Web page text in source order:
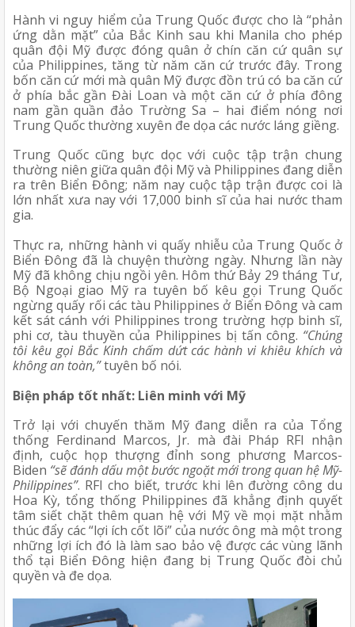
Hành vi nguy hiểm của Trung Quốc được cho là “phản
ứng dằn mặt” của Bắc Kinh sau khi Manila cho phép
quân đội Mỹ được đóng quân ở chín căn cứ quân sự
của Philippines, tăng từ năm căn cứ trước đây. Trong
bốn căn cứ mới mà quân Mỹ được đồn trú có ba căn cứ
ở phía bắc gần Đài Loan và một căn cứ ở phía đông
nam gần quần đảo Trường Sa – hai điểm nóng nơi
Trung Quốc thường xuyên đe dọa các nước láng giềng.
Trung Quốc cũng bực dọc với cuộc tập trận chung
thường niên giữa quân đội Mỹ và Philippines đang diễn
ra trên Biển Đông; năm nay cuộc tập trận được coi là
lớn nhất xưa nay với 17,000 binh sĩ của hai nước tham
gia.
Thực ra, những hành vi quấy nhiễu của Trung Quốc ở
Biển Đông đã là chuyện thường ngày. Nhưng lần này
Mỹ đã không chịu ngồi yên. Hôm thứ Bảy 29 tháng Tư,
Bộ Ngoại giao Mỹ ra tuyên bố kêu gọi Trung Quốc
ngừng quấy rối các tàu Philippines ở Biển Đông và cam
kết sát cánh với Philippines trong trường hợp binh sĩ,
phi cơ, tàu thuyền của Philippines bị tấn công. “Chúng
tôi kêu gọi Bắc Kinh chấm dứt các hành vi khiêu khích và
không an toàn,” tuyên bố nói.
Biện pháp tốt nhất: Liên minh với Mỹ
Trở lại với chuyến thăm Mỹ đang diễn ra của Tổng
thống Ferdinand Marcos, Jr. mà đài Pháp RFI nhận
định, cuộc họp thượng đỉnh song phương Marcos-
Biden “sẽ đánh dấu một bước ngoặt mới trong quan hệ Mỹ-
Philippines”. RFI cho biết, trước khi lên đường công du
Hoa Kỳ, tổng thống Philippines đã khẳng định quyết
tâm siết chặt thêm quan hệ với Mỹ về mọi mặt nhằm
thúc đẩy các “lợi ích cốt lõi” của nước ông mà một trong
những lợi ích đó là làm sao bảo vệ được các vùng lãnh
thổ tại Biển Đông hiện đang bị Trung Quốc đòi chủ
quyền và đe dọa.